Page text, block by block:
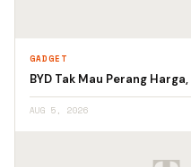
GADGET
BYD Tak Mau Perang
AUG 5, 2026